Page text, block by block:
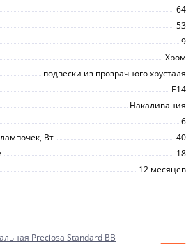
64
53
9
Хром
подвески из прозрачного хрусталя
E14
Накаливания
6
Вт
40
18
12 месяцев
Preciosa Standard BB